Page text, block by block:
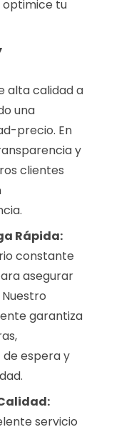
optimice tu
alta calidad a
una
precio. En
y
clientes
Rápida:
constante
asegurar
garantiza
espera y
servicio